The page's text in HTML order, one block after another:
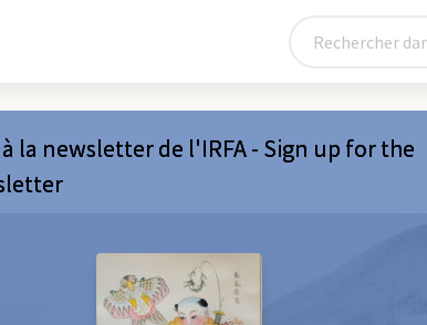
la newsletter de l'IRFA - Sign up for the